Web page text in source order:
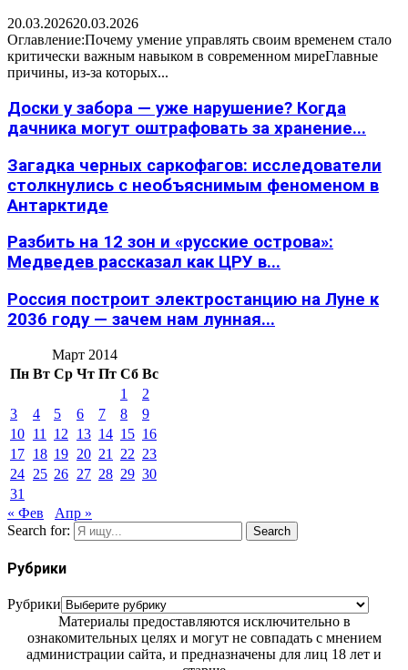
20.03.202620.03.2026
Оглавление:Почему умение управлять своим временем стало
критически важным навыком в современном миреГлавные
причины, из-за которых...
Доски у забора — уже нарушение? Когда
дачника могут оштрафовать за хранение...
Загадка черных саркофагов: исследователи
столкнулись с необъяснимым феноменом в
Антарктиде
Разбить на 12 зон и «русские острова»:
Медведев рассказал как ЦРУ в...
Россия построит электростанцию на Луне к
2036 году — зачем нам лунная...
Март 2014
Пн Вт Ср Чт Пт Сб Вс
1
2
3
4 5 6 7 8
9
10 11 12 13 14 15 16
17 18 19 20 21 22 23
24 25 26 27 28 29 30
31
« Фев
Апр »
Search for:
Search
Рубрики
Рубрики
Материалы предоставляются исключительно в
ознакомительных целях и могут не совпадать с мнением
администрации сайта, и предназначены для лиц 18 лет и